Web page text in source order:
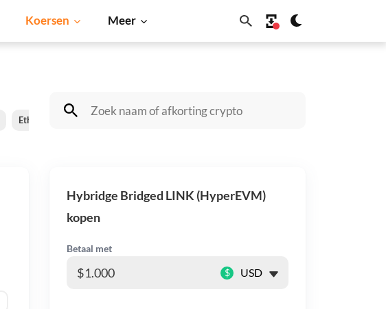
Koersen Meer
Ethereum Cardano Dogecoin
Hybridge Bridged LINK (HyperEVM)
kopen
Betaal met
$